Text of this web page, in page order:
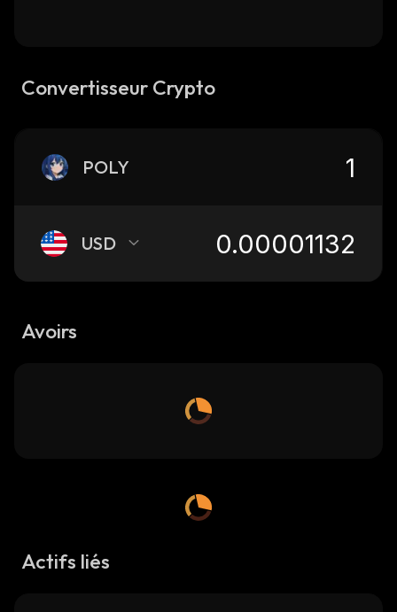
Convertisseur Crypto
POLY
USD
Avoirs
Actifs liés